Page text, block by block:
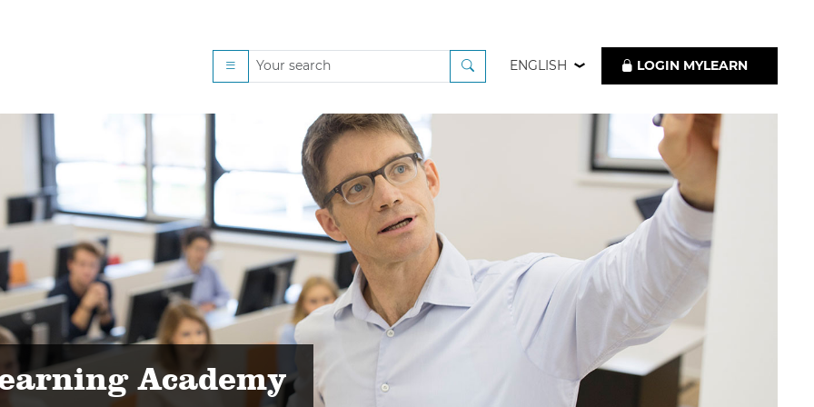
ENGLISH LOGIN MYLEARN
Home-Exams: Praktische Tipps zur
Academy